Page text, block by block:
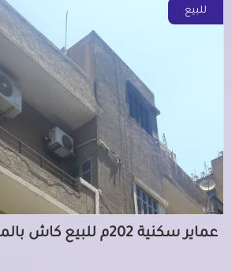
للبيع
عماير سكنية 202م للبيع كاش بالمنيل القاهرة